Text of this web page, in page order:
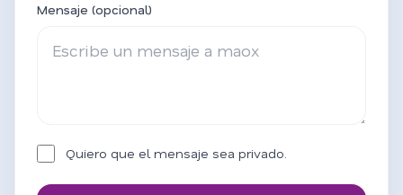
Mensaje (opcional)
Quiero que el mensaje sea privado.